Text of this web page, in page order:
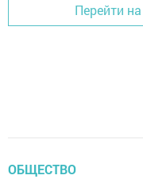
Перейти
ОБЩЕСТВО